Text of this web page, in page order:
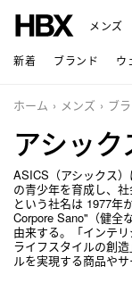
メンズ
新着 ブランド ウ
ホーム メンズ ブ
アシック
ASICS（アシックス
の青少年を育成し、
という社名は 1977年
Corpore Sano"（健全
由来する。「インテ
ライフスタイルの創
ルを実現する商品や